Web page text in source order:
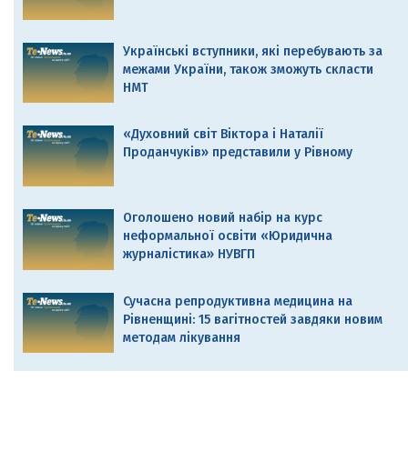
Українські вступники, які перебувають за
межами України, також зможуть скласти
НМТ
«Духовний світ Віктора і Наталії
Проданчуків» представили у Рівному
Оголошено новий набір на курс
неформальної освіти «Юридична
журналістика» НУВГП
Сучасна репродуктивна медицина на
Рівненщині: 15 вагітностей завдяки новим
методам лікування